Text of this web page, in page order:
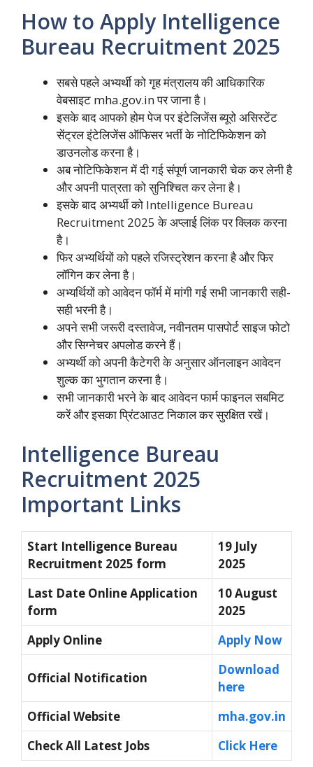
How to Apply Intelligence
Bureau Recruitment 2025
सबसे पहले अभ्यर्थी को गृह मंत्रालय की आधिकारिक
वेबसाइट mha.gov.in पर जाना है।
इसके बाद आपको होम पेज पर इंटेलिजेंस ब्यूरो असिस्टेंट
सेंट्रल इंटेलिजेंस ऑफिसर भर्ती के नोटिफिकेशन को
डाउनलोड करना है।
अब नोटिफिकेशन में दी गई संपूर्ण जानकारी चेक कर लेनी है
और अपनी पात्रता को सुनिश्चित कर लेना है।
इसके बाद अभ्यर्थी को Intelligence Bureau
Recruitment 2025 के अप्लाई लिंक पर क्लिक करना
है।
फिर अभ्यर्थियों को पहले रजिस्ट्रेशन करना है और फिर
लॉगिन कर लेना है।
अभ्यर्थियों को आवेदन फॉर्म में मांगी गई सभी जानकारी सही-
सही भरनी है।
अपने सभी जरूरी दस्तावेज, नवीनतम पासपोर्ट साइज फोटो
और सिग्नेचर अपलोड करने हैं।
अभ्यर्थी को अपनी कैटेगरी के अनुसार ऑनलाइन आवेदन
शुल्क का भुगतान करना है।
सभी जानकारी भरने के बाद आवेदन फार्म फाइनल सबमिट
करें और इसका प्रिंटआउट निकाल कर सुरक्षित रखें।
Intelligence Bureau
Recruitment 2025
Important Links
Start Intelligence Bureau
Recruitment 2025 form
19 July
2025
Last Date Online Application
form
10 August
2025
Apply Online
Apply Now
Official Notification
Download
here
Official Website
mha.gov.in
Check All Latest Jobs
Click Here